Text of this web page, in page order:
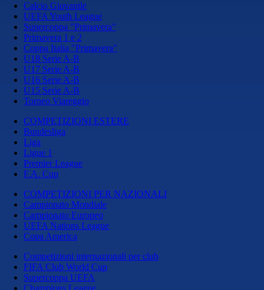
Calcio Giovanile
UEFA Youth League
Supercoppa "Primavera"
Primavera 1 e 2
Coppa Italia "Primavera"
U18 Serie A-B
U17 Serie A-B
U16 Serie A-B
U15 Serie A-B
Torneo Viareggio
COMPETIZIONI ESTERE
Bundesliga
Liga
Ligue 1
Premier League
F.A. Cup
COMPETIZIONI PER NAZIONALI
Campionato Mondiale
Campionato Europeo
UEFA Nations League
Copa America
Competizioni internazionali per club
FIFA Club World Cup
Supercoppa UEFA
Champions League